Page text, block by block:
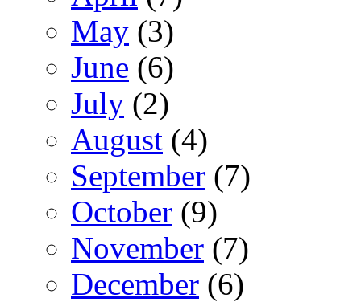
May (3)
June (6)
July (2)
August (4)
September (7)
October (9)
November (7)
December (6)